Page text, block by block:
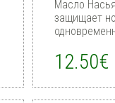
Масло
защищает
12.50€